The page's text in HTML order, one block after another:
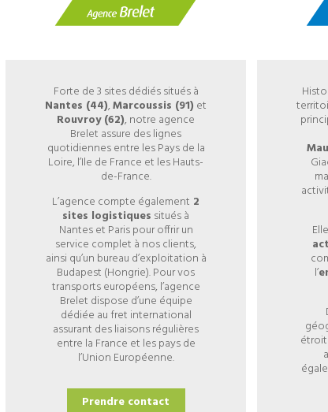
Forte de 3 sites dédiés situés à
Nantes (44),Marcoussis (91) et
Rouvroy (62), notre agence
Brelet assure des lignes
quotidiennes entre les Pays de la
Loire, l’Ile de France et les Hauts-
de-France.
L’agence compte également 2
sites logistiques situés à
Nantes et Paris pour offrir un
service complet à nos clients,
ainsi qu’un bureau d’exploitation à
Budapest (Hongrie). Pour vos
transports européens, l’agence
Brelet dispose d’une équipe
dédiée au fret international
assurant des liaisons régulières
entre la France et les pays de
l’Union Européenne.
Prendre contact
l’